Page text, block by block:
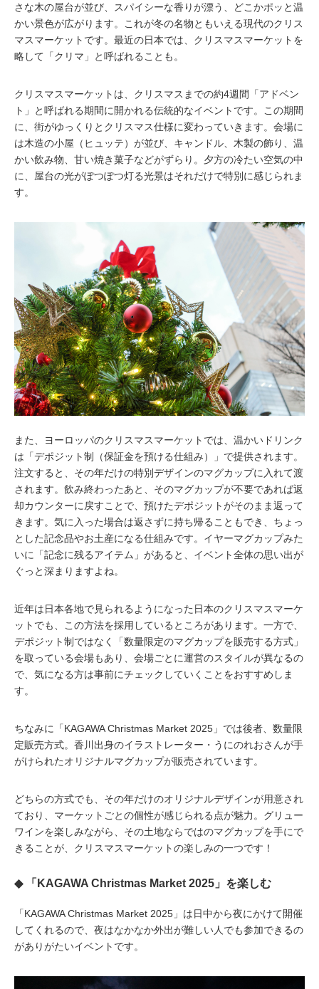
さな木の屋台が並び、スパイシーな香りが漂う、どこかポッと温
かい景色が広がります。これが冬の名物ともいえる現代のクリス
マスマーケットです。最近の日本では、クリスマスマーケットを
略して「クリマ」と呼ばれることも。
クリスマスマーケットは、クリスマスまでの約4週間「アドベン
ト」と呼ばれる期間に開かれる伝統的なイベントです。この期間
に、街がゆっくりとクリスマス仕様に変わっていきます。会場に
は木造の小屋（ヒュッテ）が並び、キャンドル、木製の飾り、温
かい飲み物、甘い焼き菓子などがずらり。夕方の冷たい空気の中
に、屋台の光がぽつぽつ灯る光景はそれだけで特別に感じられま
す。
また、ヨーロッパのクリスマスマーケットでは、温かいドリンク
は「デポジット制（保証金を預ける仕組み）」で提供されます。
注文すると、その年だけの特別デザインのマグカップに入れて渡
されます。飲み終わったあと、そのマグカップが不要であれば返
却カウンターに戻すことで、預けたデポジットがそのまま返って
きます。気に入った場合は返さずに持ち帰ることもでき、ちょっ
とした記念品やお土産になる仕組みです。イヤーマグカップみた
いに「記念に残るアイテム」があると、イベント全体の思い出が
ぐっと深まりますよね。
近年は日本各地で見られるようになった日本のクリスマスマーケ
ットでも、この方法を採用しているところがあります。一方で、
デポジット制ではなく「数量限定のマグカップを販売する方式」
を取っている会場もあり、会場ごとに運営のスタイルが異なるの
で、気になる方は事前にチェックしていくことをおすすめしま
す。
ちなみに「KAGAWA Christmas Market 2025」では後者、数量限
定販売方式。香川出身のイラストレーター・うにのれおさんが手
がけられたオリジナルマグカップが販売されています。
どちらの方式でも、その年だけのオリジナルデザインが用意され
ており、マーケットごとの個性が感じられる点が魅力。グリュー
ワインを楽しみながら、その土地ならではのマグカップを手にで
きることが、クリスマスマーケットの楽しみの一つです！
◆ 「KAGAWA Christmas Market 2025」を楽しむ
「KAGAWA Christmas Market 2025」は日中から夜にかけて開催
してくれるので、夜はなかなか外出が難しい人でも参加できるの
がありがたいイベントです。